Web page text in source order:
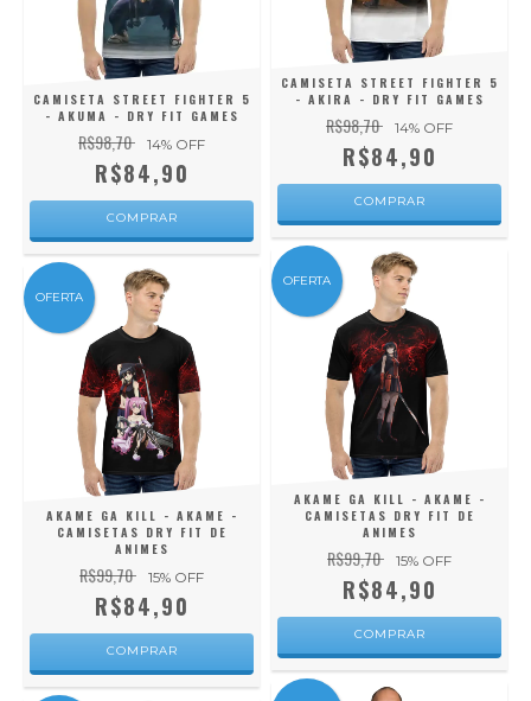
CAMISETA STREET FIGHTER 5
- AKUMA - DRY FIT GAMES
R$98,70 14% OFF
R$84,90
COMPRAR
CAMISETA STREET FIGHTER 5
- AKIRA - DRY FIT GAMES
R$98,70 14% OFF
R$84,90
COMPRAR
OFERTA
AKAME GA KILL - AKAME -
CAMISETAS DRY FIT DE
ANIMES
R$99,70 15% OFF
R$84,90
COMPRAR
OFERTA
AKAME GA KILL - AKAME -
CAMISETAS DRY FIT DE
ANIMES
R$99,70 15% OFF
R$84,90
COMPRAR